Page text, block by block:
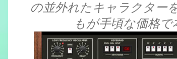
の並外れたキャラクター
もが手頃な価格